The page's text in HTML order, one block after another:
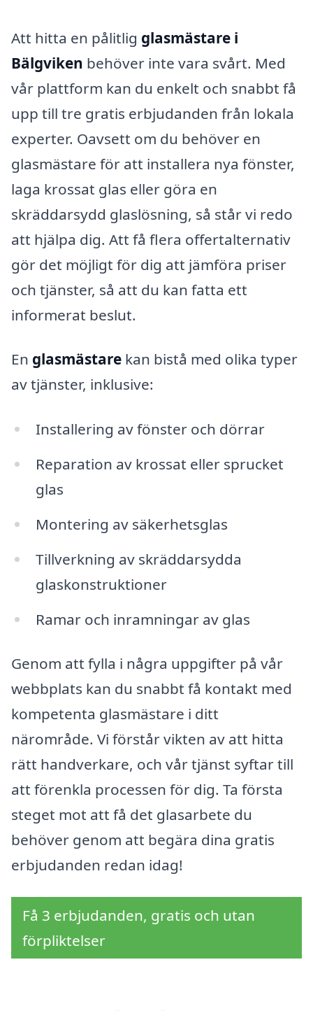
Att hitta en pålitlig glasmästare i
Bälgviken behöver inte vara svårt. Med
vår plattform kan du enkelt och snabbt få
upp till tre gratis erbjudanden från lokala
experter. Oavsett om du behöver en
glasmästare för att installera nya fönster,
laga krossat glas eller göra en
skräddarsydd glaslösning, så står vi redo
att hjälpa dig. Att få flera offertalternativ
gör det möjligt för dig att jämföra priser
och tjänster, så att du kan fatta ett
informerat beslut.
En glasmästare kan bistå med olika typer
av tjänster, inklusive:
Installering av fönster och dörrar
Reparation av krossat eller sprucket
glas
Montering av säkerhetsglas
Tillverkning av skräddarsydda
glaskonstruktioner
Ramar och inramningar av glas
Genom att fylla i några uppgifter på vår
webbplats kan du snabbt få kontakt med
kompetenta glasmästare i ditt
närområde. Vi förstår vikten av att hitta
rätt handverkare, och vår tjänst syftar till
att förenkla processen för dig. Ta första
steget mot att få det glasarbete du
behöver genom att begära dina gratis
erbjudanden redan idag!
Få 3 erbjudanden, gratis och utan
förpliktelser